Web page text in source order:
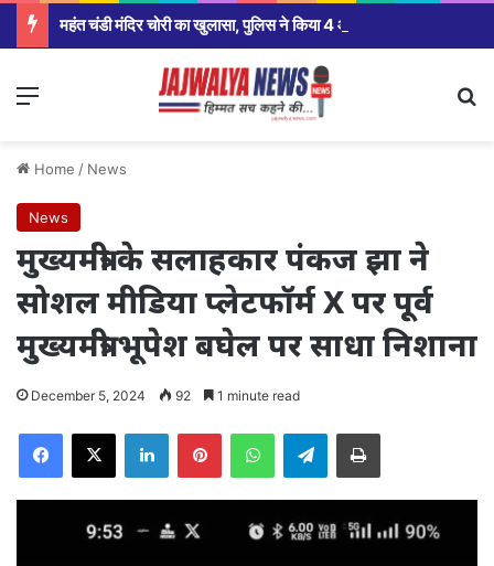
Menu
Home / News
News
मुख्यमंत्री के सलाहकार पंकज झा ने
सोशल मीडिया प्लेटफॉर्म X पर पूर्व
मुख्यमंत्री भूपेश बघेल पर साधा निशाना
December 5, 2024 92 1 minute read
Facebook
X LinkedInPinterestWhatsAppTelegramPrint